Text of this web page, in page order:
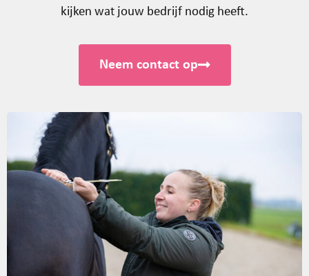
kijken wat jouw bedrijf nodig heeft.
Neem contact op